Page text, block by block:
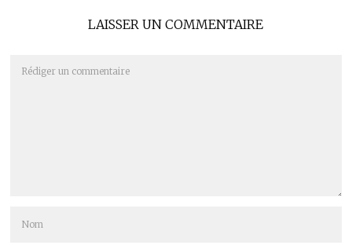
LAISSER UN COMMENTAIRE